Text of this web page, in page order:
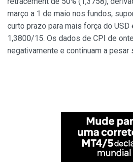
março a 1 de maio nos fundos,
curto prazo para mais força do USD
1,3800/15. Os dados de CPI de
negativamente e continuam a pesar